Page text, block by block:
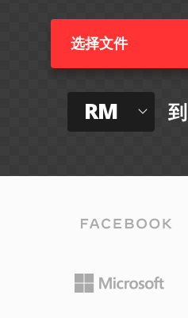
选择文件
RM 到